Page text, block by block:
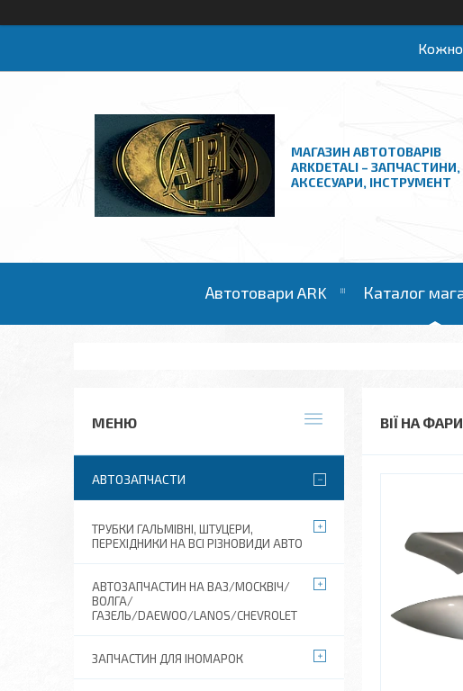
МАГАЗИН АВТОТОВАРІВ
ARKDETALI – ЗАПЧАСТИНИ,
АКСЕСУАРИ, ІНСТРУМЕНТ
Автотовари ARK Каталог
ВІЇ НА
АВТОЗАПЧАСТИ
ТРУБКИ ГАЛЬМІВНІ, ШТУЦЕРИ,
ПЕРЕХІДНИКИ НА ВСІ РІЗНОВИДИ АВТО
АВТОЗАПЧАСТИН НА ВАЗ/МОСКВІЧ/
ВОЛГА/
ГАЗЕЛЬ/DAEWOO/LANOS/CHEVROLET
ЗАПЧАСТИН ДЛЯ ІНОМАРОК